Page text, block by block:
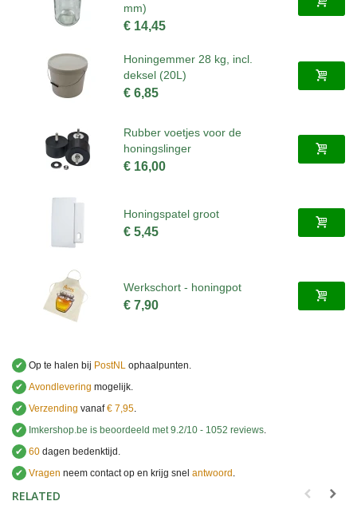
mm)
€ 14,45
Honingemmer 28 kg, incl.
deksel (20L)
€ 6,85
Rubber voetjes voor de
honingslinger
€ 16,00
Honingspatel groot
€ 5,45
Werkschort - honingpot
€ 7,90
✔ Op te halen bij PostNL ophaalpunten.
✔ Avondlevering mogelijk.
✔ Verzending vanaf€ 7,95.
✔
Imkershop.be is beoordeeld met9.2/10 - 1052 reviews.
✔ 60 dagen bedenktijd.
✔ Vragen neem contact op en krijg snel antwoord .
RELATED